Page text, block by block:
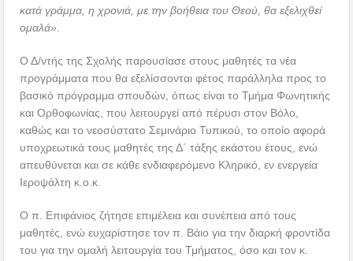
κατά γράμμα, η χρονιά, με την βοήθεια του Θεού, θα εξελιχθεί
ομαλά».
Ο Δ/ντής της Σχολής παρουσίασε στους μαθητές τα νέα
προγράμματα που θα εξελίσσονται φέτος παράλληλα προς το
βασικό πρόγραμμα σπουδών, όπως είναι το Τμήμα Φωνητικής
και Ορθοφωνίας, που λειτουργεί από πέρυσι στον Βόλο,
καθώς και το νεοσύστατο Σεμινάριο Τυπικού, το οποίο αφορά
υποχρεωτικά τους μαθητές της Δ΄ τάξης εκάστου έτους, ενώ
απευθύνεται και σε κάθε ενδιαφερόμενο Κληρικό, εν ενεργεία
Ιεροψάλτη κ.ο.κ.
Ο π. Επιφάνιος ζήτησε επιμέλεια και συνέπεια από τους
μαθητές, ενώ ευχαρίστησε τον π. Βάιο για την διαρκή φροντίδα
του για την ομαλή λειτουργία του Τμήματος, όσο και τον κ.